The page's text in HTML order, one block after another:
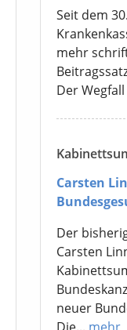
Seit dem
mehr
Der
Carsten
Der
Carsten
neuer